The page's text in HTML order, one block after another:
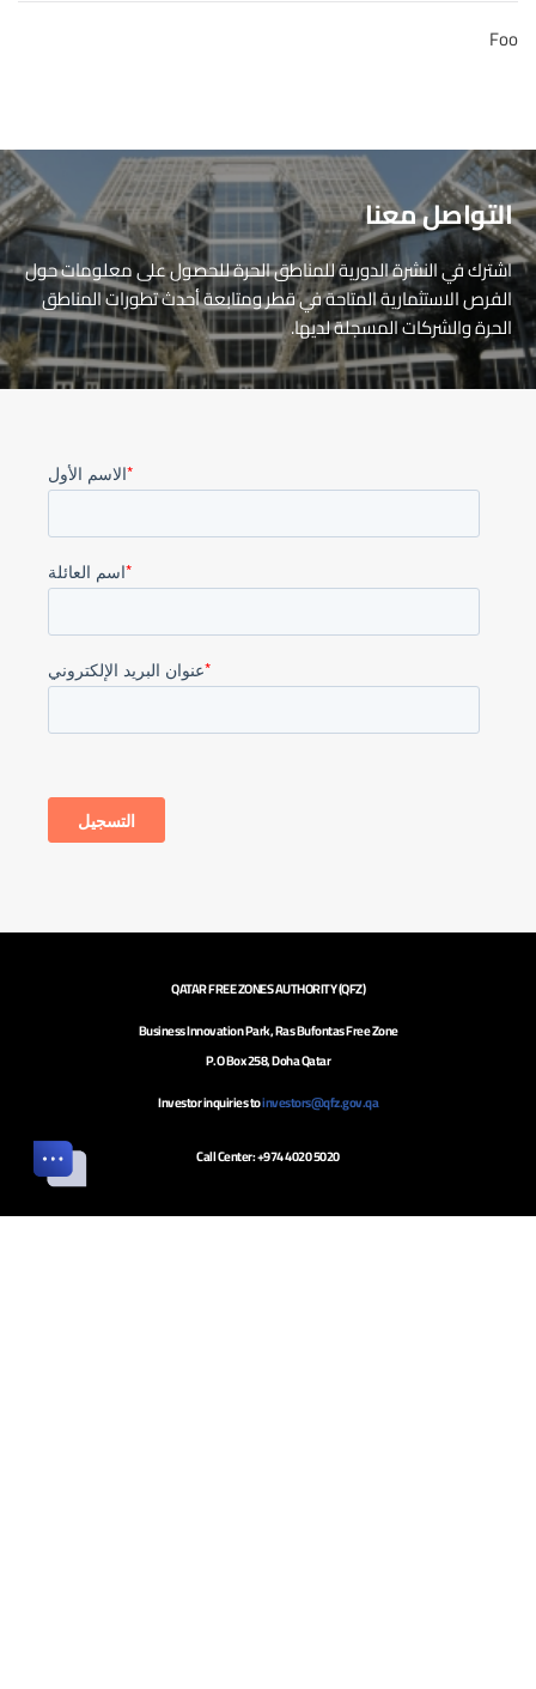
Foo
التواصل معنا
اشترك في النشرة الدورية للمناطق الحرة للحصول على معلومات حول
الفرص الاستثمارية المتاحة في قطر ومتابعة أحدث تطورات المناطق
الحرة والشركات المسجلة لديها.
QATAR FREE ZONES AUTHORITY (QFZ)
Business Innovation Park, Ras Bufontas Free Zone
P.O Box 258, Doha Qatar
Investor inquiries toinvestors@qfz.gov.qa
Call Center: +974 4020 5020
Careers